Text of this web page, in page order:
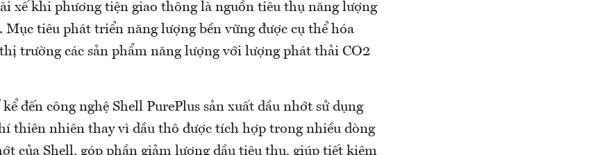
xế khi phương tiện giao thông là nguồn tiêu thụ năng lượng
Mục tiêu phát triển năng lượng bền vững được cụ thể hóa
trường các sản phẩm năng lượng với lượng phát thải CO2
đến công nghệ Shell PurePlus sản xuất dầu nhớt sử dụng
thiên nhiên thay vì dầu thô được tích hợp trong nhiều dòng
của Shell, góp phần giảm lượng dầu tiêu thụ, giúp tiết kiệm